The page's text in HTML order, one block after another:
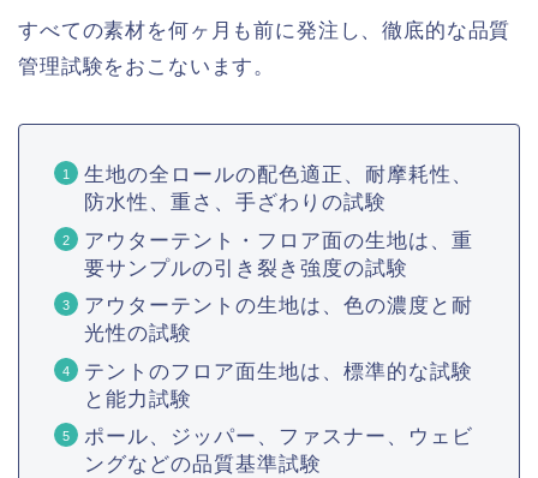
すべての素材を何ヶ月も前に発注し、徹底的な品質
管理試験をおこないます。
生地の全ロールの配色適正、耐摩耗性、
防水性、重さ、手ざわりの試験
アウターテント・フロア面の生地は、重
要サンプルの引き裂き強度の試験
アウターテントの生地は、色の濃度と耐
光性の試験
テントのフロア面生地は、標準的な試験
と能力試験
ポール、ジッパー、ファスナー、ウェビ
ングなどの品質基準試験